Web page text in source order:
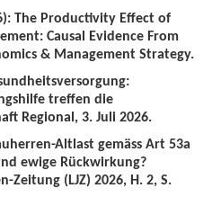
The Productivity Effect of
Causal Evidence From
& Management Strategy.
treffen die
Regional, 3. Juli 2026.
Altlast gemäss Art 53a
ewige Rückwirkung?
Zeitung (LJZ) 2026, H. 2, S.